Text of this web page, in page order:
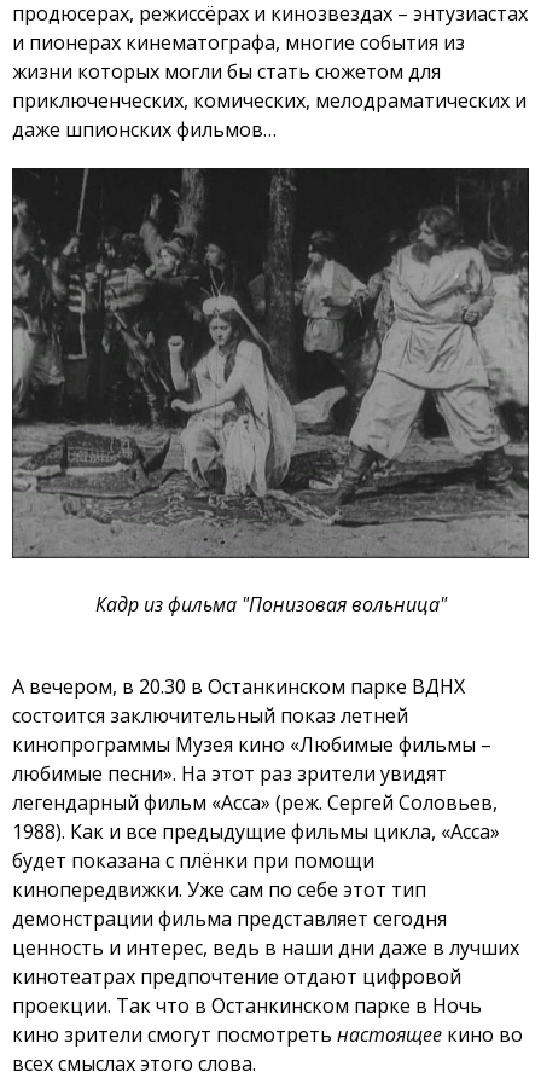
продюсерах, режиссёрах и кинозвездах – энтузиастах
и пионерах кинематографа, многие события из
жизни которых могли бы стать сюжетом для
приключенческих, комических, мелодраматических и
даже шпионских фильмов…
Кадр из фильма "Понизовая вольница"
А вечером, в 20.30 в Останкинском парке ВДНХ
состоится заключительный показ летней
кинопрограммы Музея кино «Любимые фильмы –
любимые песни». На этот раз зрители увидят
легендарный фильм «Асса» (реж. Сергей Соловьев,
1988). Как и все предыдущие фильмы цикла, «Асса»
будет показана с плёнки при помощи
кинопередвижки. Уже сам по себе этот тип
демонстрации фильма представляет сегодня
ценность и интерес, ведь в наши дни даже в лучших
кинотеатрах предпочтение отдают цифровой
проекции. Так что в Останкинском парке в Ночь
кино зрители смогут посмотреть настоящее кино во
всех смыслах этого слова.